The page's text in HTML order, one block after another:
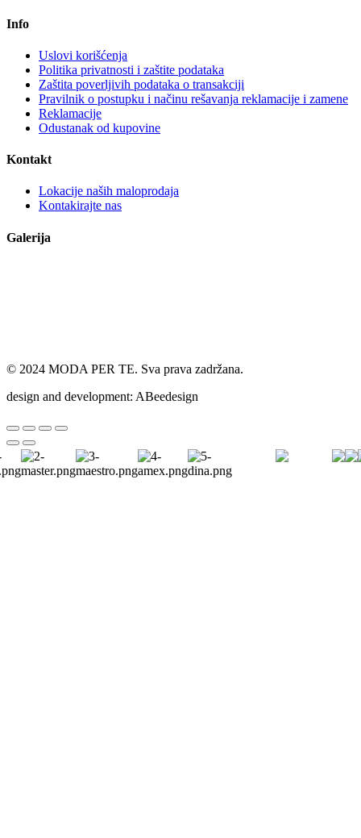
Info
Uslovi korišćenja
Politika privatnosti i zaštite podataka
Zaštita poverljivih podataka o transakciji
Pravilnik o postupku i načinu rešavanja reklamacije i zamene
Reklamacije
Odustanak od kupovine
Kontakt
Lokacije naših maloprodaja
Kontakirajte nas
Galerija
© 2024 MODA PER TE. Sva prava zadržana.
design and development: ABeedesign